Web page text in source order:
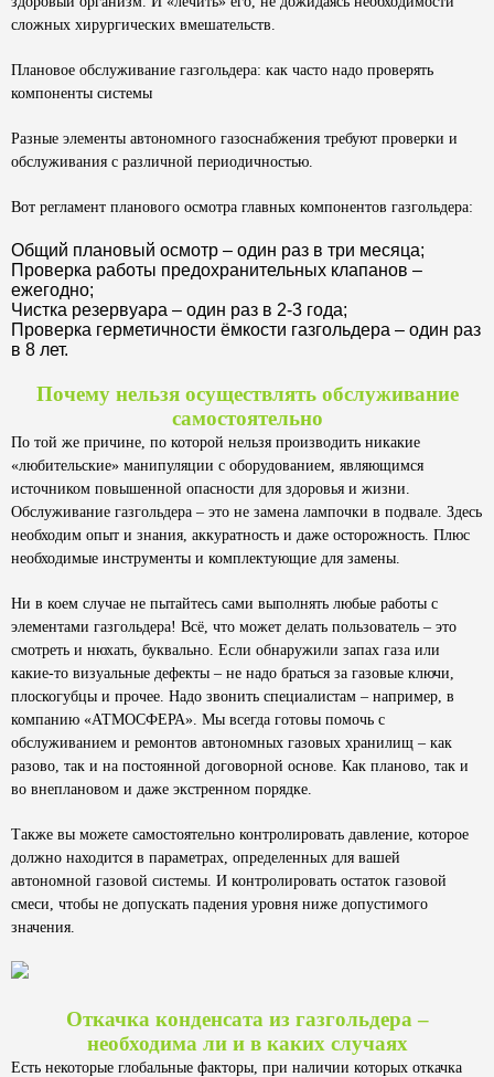
сложных хирургических вмешательств.
Плановое обслуживание газгольдера: как часто надо проверять
компоненты системы
Разные элементы автономного газоснабжения требуют проверки и
обслуживания с различной периодичностью.
Вот регламент планового осмотра главных компонентов газгольдера:
Общий плановый осмотр – один раз в три месяца;
Проверка работы предохранительных клапанов –
ежегодно;
Чистка резервуара – один раз в 2-3 года;
Проверка герметичности ёмкости газгольдера – один раз
в 8 лет.
Почему нельзя осуществлять обслуживание
самостоятельно
По той же причине, по которой нельзя производить никакие
«любительские» манипуляции с оборудованием, являющимся
источником повышенной опасности для здоровья и жизни.
Обслуживание газгольдера – это не замена лампочки в подвале. Здесь
необходим опыт и знания, аккуратность и даже осторожность. Плюс
необходимые инструменты и комплектующие для замены.
Ни в коем случае не пытайтесь сами выполнять любые работы с
элементами газгольдера! Всё, что может делать пользователь – это
смотреть и нюхать, буквально. Если обнаружили запах газа или
какие-то визуальные дефекты – не надо браться за газовые ключи,
плоскогубцы и прочее. Надо звонить специалистам – например, в
компанию «АТМОСФЕРА». Мы всегда готовы помочь с
обслуживанием и ремонтов автономных газовых хранилищ – как
разово, так и на постоянной договорной основе. Как планово, так и
во внеплановом и даже экстренном порядке.
Также вы можете самостоятельно контролировать давление, которое
должно находится в параметрах, определенных для вашей
автономной газовой системы. И контролировать остаток газовой
смеси, чтобы не допускать падения уровня ниже допустимого
значения.
Откачка конденсата из газгольдера –
необходима ли и в каких случаях
Есть некоторые глобальные факторы, при наличии которых откачка